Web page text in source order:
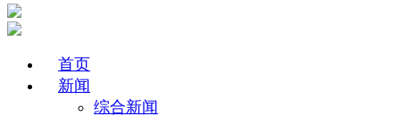
首页
新闻
综合新闻